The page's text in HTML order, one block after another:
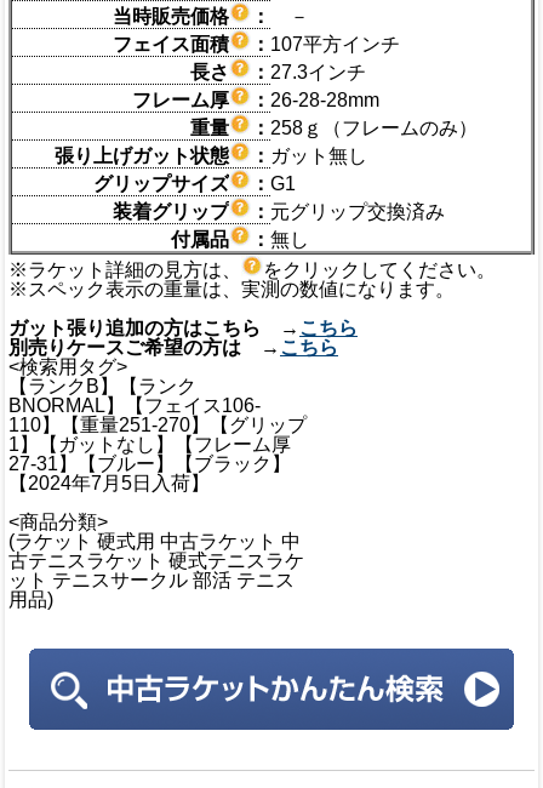
当時販売価格
：
－
フェイス面積
： 107平方インチ
長さ
： 27.3インチ
フレーム厚
： 26-28-28mm
重量
： 258ｇ（フレームのみ）
張り上げガット状態
： ガット無し
グリップサイズ
： G1
装着グリップ
： 元グリップ交換済み
付属品
： 無し
※ラケット詳細の見方は、
をクリックしてください。
※スペック表示の重量は、実測の数値になります。
ガット張り追加の方はこちら → こちら
別売りケースご希望の方は → こちら
<検索用タグ>
【ランクB】【ランク
BNORMAL】【フェイス106-
110】【重量251-270】【グリップ
1】【ガットなし】【フレーム厚
27-31】【ブルー】【ブラック】
【2024年7月5日入荷】
<商品分類>
(ラケット 硬式用 中古ラケット 中
古テニスラケット 硬式テニスラケ
ット テニスサークル 部活 テニス
用品)